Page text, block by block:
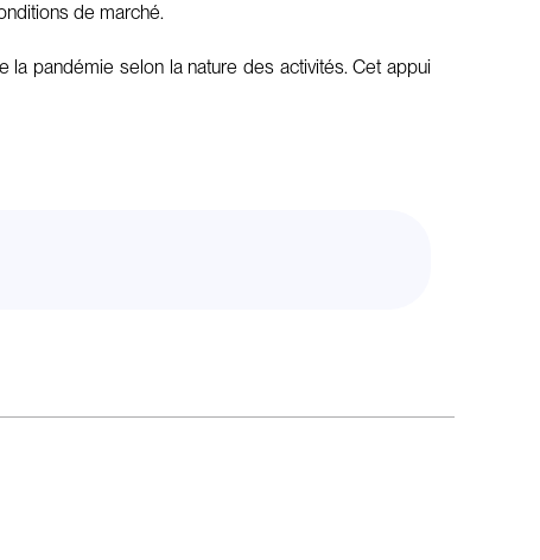
de marché.
la pandémie selon la nature des activités. Cet appui